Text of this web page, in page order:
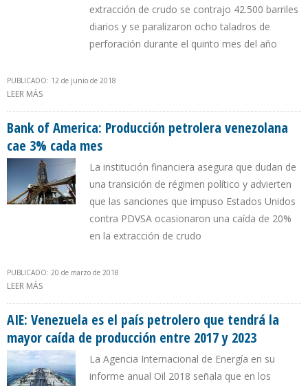
extracción de crudo se contrajo 42.500 barriles
diarios y se paralizaron ocho taladros de
perforación durante el quinto mes del año
PUBLICADO: 12 de junio de 2018
LEER MÁS
Bank of America: Producción petrolera venezolana
cae 3% cada mes
La institución financiera asegura que dudan de
una transición de régimen político y advierten
que las sanciones que impuso Estados Unidos
contra PDVSA ocasionaron una caída de 20%
en la extracción de crudo
PUBLICADO: 20 de marzo de 2018
LEER MÁS
AIE: Venezuela es el país petrolero que tendrá la
mayor caída de producción entre 2017 y 2023
La Agencia Internacional de Energía en su
informe anual Oil 2018 señala que en los